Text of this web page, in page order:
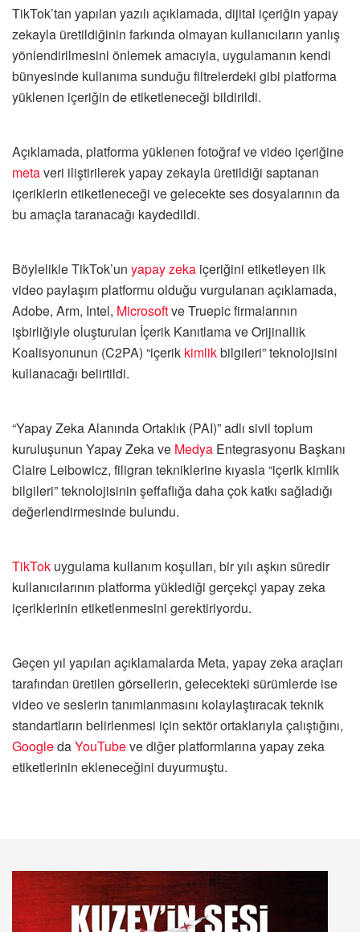
TikTok’tan yapılan yazılı açıklamada, dijital içeriğin yapay
zekayla üretildiğinin farkında olmayan kullanıcıların yanlış
yönlendirilmesini önlemek amacıyla, uygulamanın kendi
bünyesinde kullanıma sunduğu filtrelerdeki gibi platforma
yüklenen içeriğin de etiketleneceği bildirildi.
Açıklamada, platforma yüklenen fotoğraf ve video içeriğine
metaveri iliştirilerek yapay zekayla üretildiği saptanan
içeriklerin etiketleneceği ve gelecekte ses dosyalarının da
bu amaçla taranacağı kaydedildi.
Böylelikle TikTok’un yapay zeka içeriğini etiketleyen ilk
video paylaşım platformu olduğu vurgulanan açıklamada,
Adobe, Arm, Intel, Microsoftve Truepic firmalarının
işbirliğiyle oluşturulan İçerik Kanıtlama ve Orijinallik
Koalisyonunun (C2PA) “içerik kimlikbilgileri” teknolojisini
kullanacağı belirtildi.
“Yapay Zeka Alanında Ortaklık (PAI)” adlı sivil toplum
kuruluşunun Yapay Zeka ve Medya Entegrasyonu Başkanı
Claire Leibowicz, filigran tekniklerine kıyasla “içerik kimlik
bilgileri” teknolojisinin şeffaflığa daha çok katkı sağladığı
değerlendirmesinde bulundu.
TikTok uygulama kullanım koşulları, bir yılı aşkın süredir
kullanıcılarının platforma yüklediği gerçekçi yapay zeka
içeriklerinin etiketlenmesini gerektiriyordu.
Geçen yıl yapılan açıklamalarda Meta, yapay zeka araçları
tarafından üretilen görsellerin, gelecekteki sürümlerde ise
video ve seslerin tanımlanmasını kolaylaştıracak teknik
standartların belirlenmesi için sektör ortaklarıyla çalıştığını,
GoogledaYouTubeve diğer platformlarına yapay zeka
etiketlerinin ekleneceğini duyurmuştu.